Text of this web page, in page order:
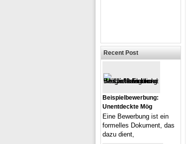
Recent Post
Beispielbewerbung:
Unentdeckte Mög
Eine Bewerbung ist ein
formelles Dokument, das
dazu dient,